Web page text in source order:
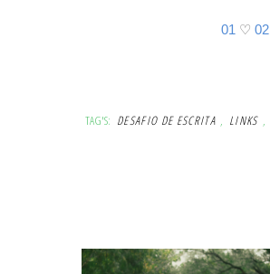
01 ♡ 02
TAG'S: DESAFIO DE ESCRITA , LINKS ,